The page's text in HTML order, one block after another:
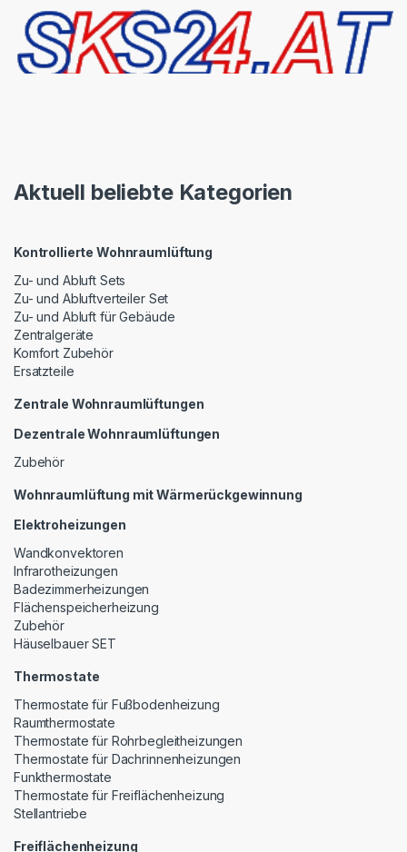
Aktuell beliebte Kategorien
Kontrollierte Wohnraumlüftung
Zu- und Abluft Sets
Zu- und Abluftverteiler Set
Zu- und Abluft für Gebäude
Zentralgeräte
Komfort Zubehör
Ersatzteile
Zentrale Wohnraumlüftungen
Dezentrale Wohnraumlüftungen
Zubehör
Wohnraumlüftung mit Wärmerückgewinnung
Elektroheizungen
Wandkonvektoren
Infrarotheizungen
Badezimmerheizungen
Flächenspeicherheizung
Zubehör
Häuselbauer SET
Thermostate
Thermostate für Fußbodenheizung
Raumthermostate
Thermostate für Rohrbegleitheizungen
Thermostate für Dachrinnenheizungen
Funkthermostate
Thermostate für Freiflächenheizung
Stellantriebe
Freiflächenheizung